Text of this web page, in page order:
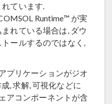
ています.
Runtime™ が実
れている場合は, ダウ
ールするのではなく,
プリケーションがジオ
, 求解, 可視化などに
アコンポーネントが含